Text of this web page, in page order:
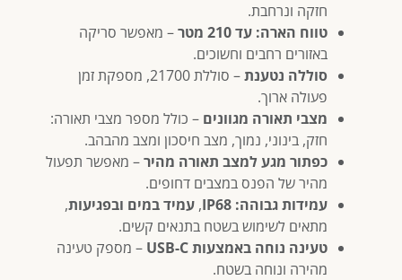
חזקה ונרחבת.
טווח הארה: עד 210 מטר
– מאפשר סריקה
באזורים רחבים וחשוכים.
סוללה נטענת
– סוללת 21700, מספקת זמן
פעולה ארוך.
מצבי תאורה מגוונים – כולל מספר מצבי תאורה:
חזק, בינוני, נמוך, מצב חיסכון ומצב מהבהב.
כפתור מגע למצב תאורה מהיר– מאפשר תפעול
מהיר של הפנס במצבים דחופים.
עמידות גבוהה: IP68
, עמיד במים ובפגיעות,
מתאים לשימוש בשטח בתנאים קשים.
טעינה נוחה באמצעות USB-C
– מספק טעינה
מהירה ונוחה בשטח.